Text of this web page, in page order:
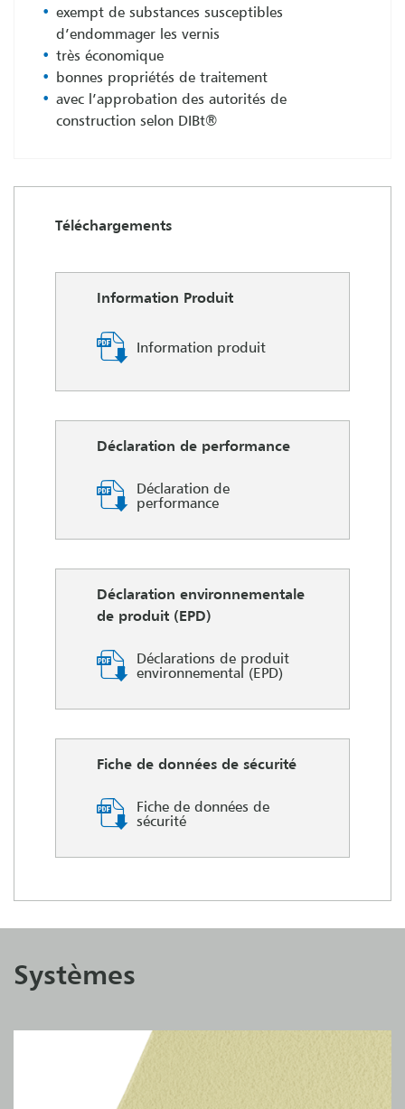
exempt de substances susceptibles
d’endommager les vernis
très économique
bonnes propriétés de traitement
avec l’approbation des autorités de
construction selon DIBt®
Téléchargements
Information Produit
Information produit
Déclaration de performance
Déclaration de
performance
Déclaration environnementale
de produit (EPD)
Déclarations de produit
environnemental (EPD)
Fiche de données de sécurité
Fiche de données de
sécurité
Systèmes